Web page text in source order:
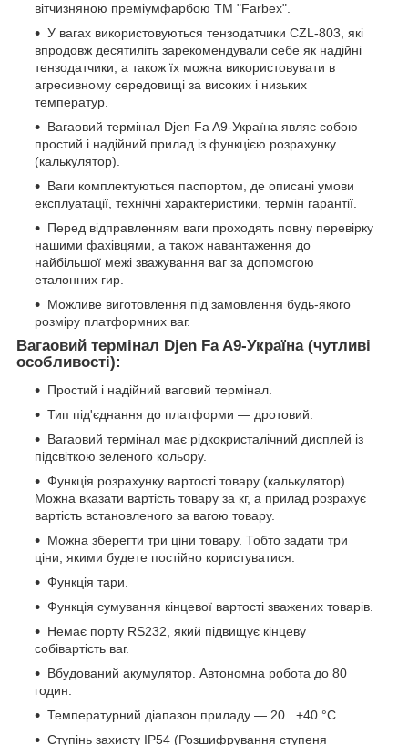
вітчизняною преміумфарбою ТМ "Farbex".
У вагах використовуються тензодатчики CZL-803, які
впродовж десятиліть зарекомендували себе як надійні
тензодатчики, а також їх можна використовувати в
агресивному середовищі за високих і низьких
температур.
Вагаовий термінал Djen Fa A9-Україна являє собою
простий і надійний прилад із функцією розрахунку
(калькулятор).
Ваги комплектуються паспортом, де описані умови
експлуатації, технічні характеристики, термін гарантії.
Перед відправленням ваги проходять повну перевірку
нашими фахівцями, а також навантаження до
найбільшої межі зважування ваг за допомогою
еталонних гир.
Можливе виготовлення під замовлення будь-якого
розміру платформних ваг.
Вагаовий термінал Djen Fa A9-Україна (чутливі
особливості):
Простий і надійний ваговий термінал.
Тип під'єднання до платформи — дротовий.
Вагаовий термінал має рідкокристалічний дисплей із
підсвіткою зеленого кольору.
Функція розрахунку вартості товару (калькулятор).
Можна вказати вартість товару за кг, а прилад розрахує
вартість встановленого за вагою товару.
Можна зберегти три ціни товару. Тобто задати три
ціни, якими будете постійно користуватися.
Функція тари.
Функція сумування кінцевої вартості зважених товарів.
Немає порту RS232, який підвищує кінцеву
собівартість ваг.
Вбудований акумулятор. Автономна робота до 80
годин.
Температурний діапазон приладу — 20...+40 °C.
Ступінь захисту IP54 (Розшифрування ступеня